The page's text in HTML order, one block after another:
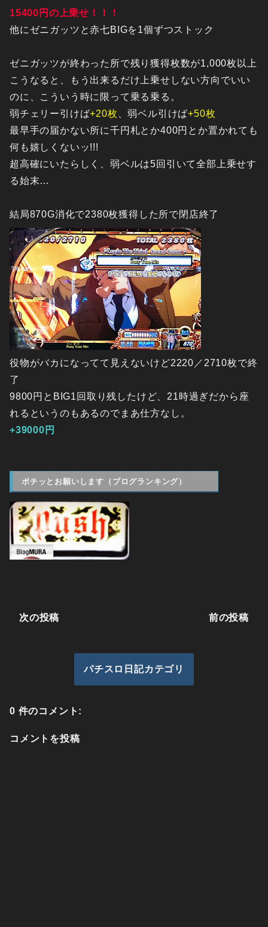
15400円の上乗せ！！！
他にゼニガッツと赤七BIGを1個ずつストック
ゼニガッツが終わった所で残り獲得枚数が1,000枚以上
こうなると、もう出来るだけ上乗せしない方向でいい
のに、こういう時に限って乗る乗る。
弱チェリー引けば+20枚 、弱ベル引けば+50枚
最早手の届かない所に千円札とか400円とか置かれても
何も嬉しくないッ!!!
超高確にいたらしく、弱ベルは5回引いて全部上乗せす
る始末…
結局870G消化で2380枚獲得した所で閉店終了
役物がバカになってて見えないけど2220／2710枚で終
了
9800円とBIG1回取り残したけど、21時過ぎだから座
れるというのもあるのでまあ仕方なし。
+39000円
ポチッとお願いします（ブログランキング）
次の投稿 前の投稿
パチスロ日記カテゴリ
0 件のコメント:
コメントを投稿